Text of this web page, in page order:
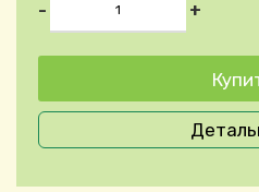
-
+